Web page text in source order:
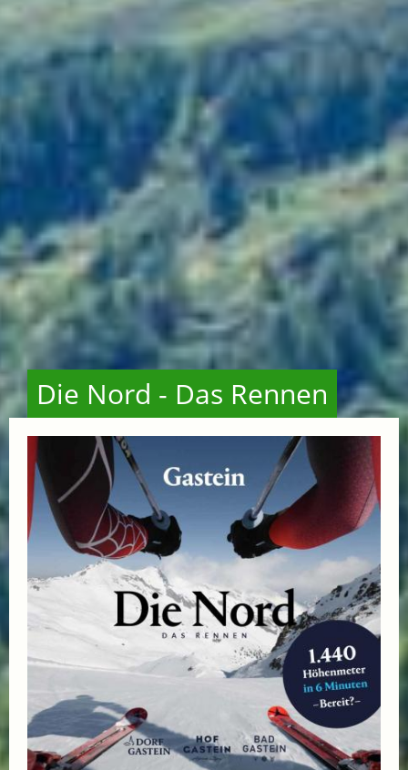
Die Nord - Das Rennen